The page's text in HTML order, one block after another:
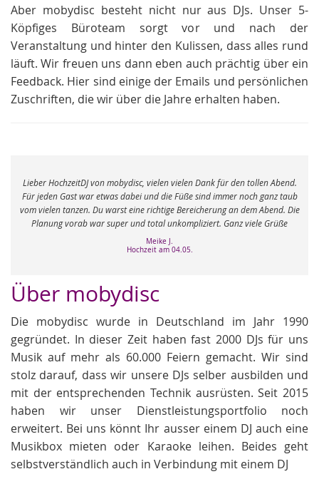
Aber mobydisc besteht nicht nur aus DJs. Unser 5-
Köpfiges Büroteam sorgt vor und nach der
Veranstaltung und hinter den Kulissen, dass alles rund
läuft. Wir freuen uns dann eben auch prächtig über ein
Feedback. Hier sind einige der Emails und persönlichen
Zuschriften, die wir über die Jahre erhalten haben.
Lieber HochzeitDJ von mobydisc, vielen vielen Dank für den tollen Abend.
Für jeden Gast war etwas dabei und die Füße sind immer noch ganz taub
vom vielen tanzen. Du warst eine richtige Bereicherung an dem Abend. Die
Planung vorab war super und total unkompliziert. Ganz viele Grüße
Meike J.
Hochzeit am 04.05.
Über mobydisc
Die mobydisc wurde in Deutschland im Jahr 1990
gegründet. In dieser Zeit haben fast 2000 DJs für uns
Musik auf mehr als 60.000 Feiern gemacht. Wir sind
stolz darauf, dass wir unsere DJs selber ausbilden und
mit der entsprechenden Technik ausrüsten. Seit 2015
haben wir unser Dienstleistungsportfolio noch
erweitert. Bei uns könnt Ihr ausser einem DJ auch eine
Musikbox mieten oder Karaoke leihen. Beides geht
selbstverständlich auch in Verbindung mit einem DJ